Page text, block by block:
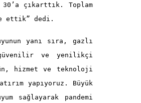
çıkarttık. Toplam
ettik” dedi.
yanı sıra, gazlı
ve yenilikçi
hizmet ve teknoloji
yapıyoruz. Büyük
sağlayarak pandemi